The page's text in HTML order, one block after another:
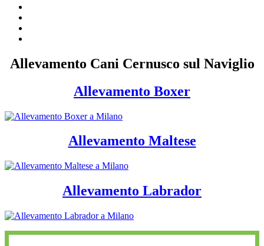
Allevamento Cani Cernusco sul Naviglio
Allevamento Boxer
Allevamento Maltese
Allevamento Labrador